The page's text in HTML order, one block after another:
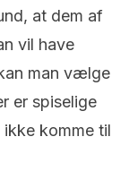
at dem af
vil have
man vælge
er spiselige
komme til